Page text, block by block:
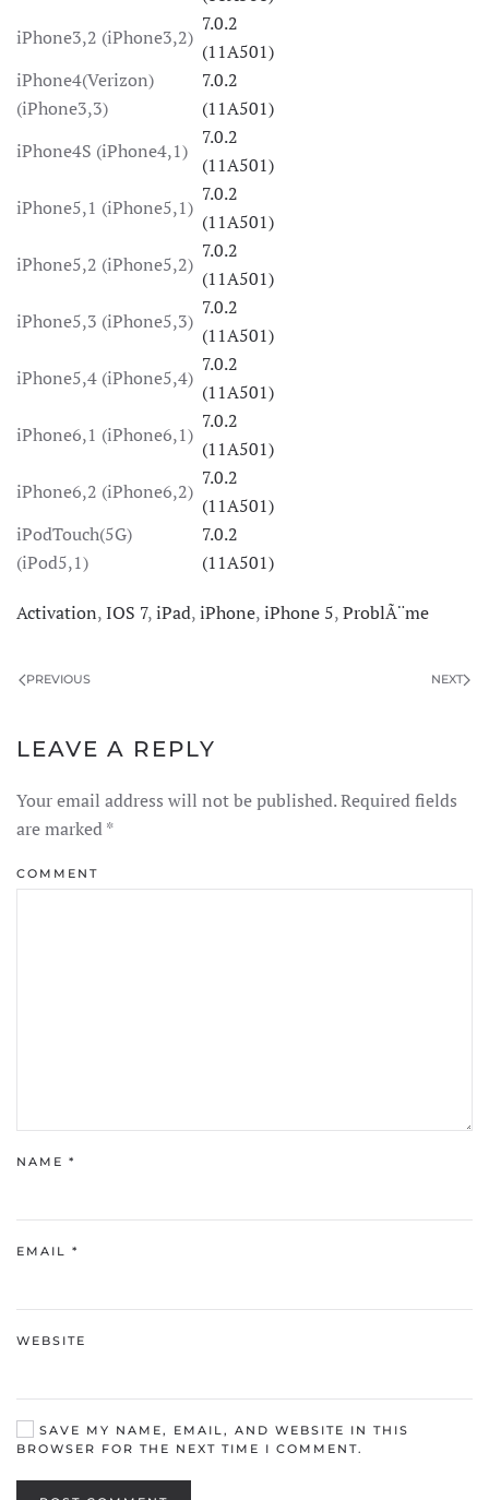
iPhone3,2 (iPhone3,2)
7.0.2
(11A501)
iPhone4(Verizon)
(iPhone3,3)
7.0.2
(11A501)
iPhone4S (iPhone4,1)
7.0.2
(11A501)
iPhone5,1 (iPhone5,1)
7.0.2
(11A501)
iPhone5,2 (iPhone5,2)
7.0.2
(11A501)
iPhone5,3 (iPhone5,3)
7.0.2
(11A501)
iPhone5,4 (iPhone5,4)
7.0.2
(11A501)
iPhone6,1 (iPhone6,1)
7.0.2
(11A501)
iPhone6,2 (iPhone6,2)
7.0.2
(11A501)
iPodTouch(5G)
(iPod5,1)
7.0.2
(11A501)
Activation,IOS 7,iPad,iPhone,iPhone 5,ProblÃ¨me
PREVIOUS NEXT
LEAVE A REPLY
Your email address will not be published. Required fields
are marked*
COMMENT
NAME *
EMAIL *
WEBSITE
SAVE MY NAME, EMAIL, AND WEBSITE IN THIS
BROWSER FOR THE NEXT TIME I COMMENT.